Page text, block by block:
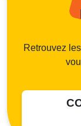
Retrouvez